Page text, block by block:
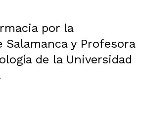
por la
Salamanca y Profesora
de la Universidad